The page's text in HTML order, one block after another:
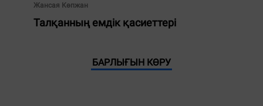
Жансая Көпжан
Талқанның емдік қасиеттері
БАРЛЫҒЫН КӨРУ